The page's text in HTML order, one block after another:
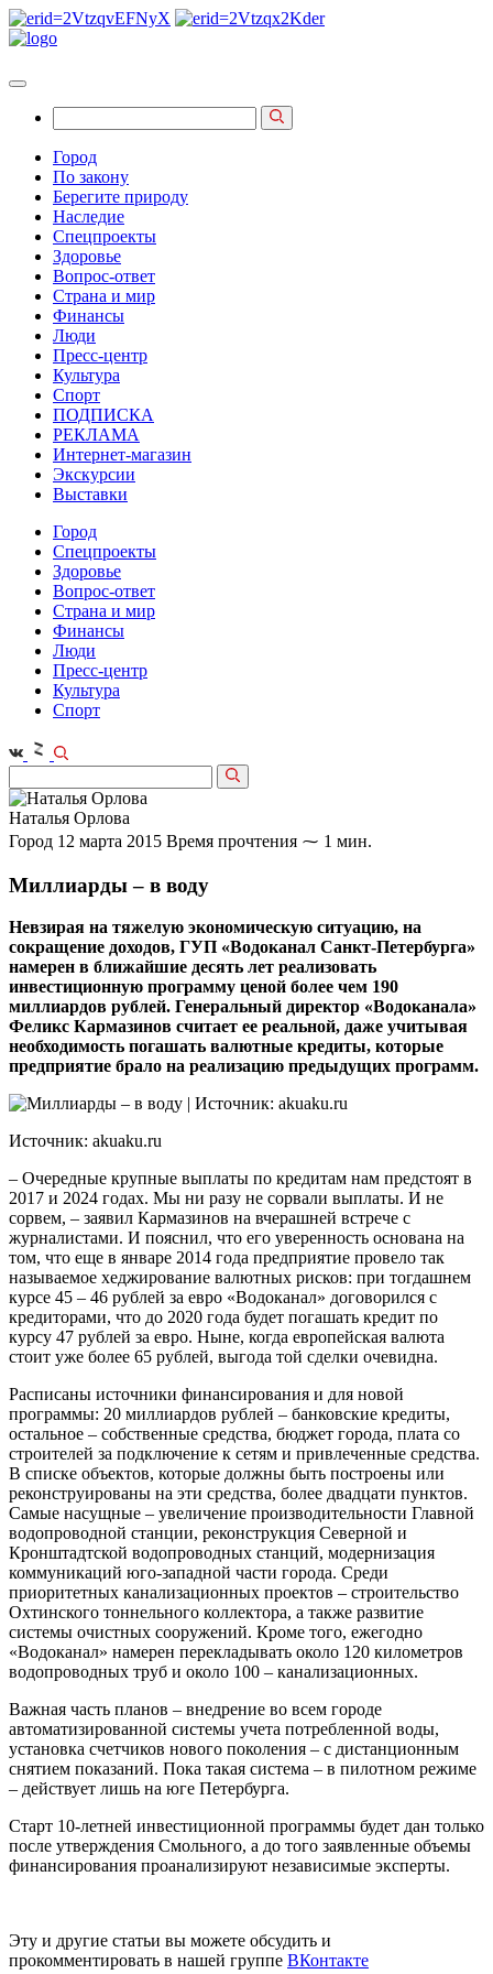
Город
По закону
Берегите природу
Наследие
Спецпроекты
Здоровье
Вопрос-ответ
Страна и мир
Финансы
Люди
Пресс-центр
Культура
Спорт
ПОДПИСКА
РЕКЛАМА
Интернет-магазин
Экскурсии
Выставки
Город
Спецпроекты
Здоровье
Вопрос-ответ
Страна и мир
Финансы
Люди
Пресс-центр
Культура
Спорт
Наталья Орлова
Город 12 марта 2015 Время прочтения ⁓ 1 мин.
Миллиарды – в воду
Невзирая на тяжелую экономическую ситуацию, на
сокращение доходов, ГУП «Водоканал Санкт-Петербурга»
намерен в ближайшие десять лет реализовать
инвестиционную программу ценой более чем 190
миллиардов рублей. Генеральный директор «Водоканала»
Феликс Кармазинов считает ее реальной, даже учитывая
необходимость погашать валютные кредиты, которые
предприятие брало на реализацию предыдущих программ.
Источник: akuaku.ru
– Очередные крупные выплаты по кредитам нам предстоят в
2017 и 2024 годах. Мы ни разу не сорвали выплаты. И не
сорвем, – заявил Кармазинов на вчерашней встрече с
журналистами. И пояснил, что его уверенность основана на
том, что еще в январе 2014 года предприятие провело так
называемое хеджирование валютных рисков: при тогдашнем
курсе 45 – 46 рублей за евро «Водоканал» договорился с
кредиторами, что до 2020 года будет погашать кредит по
курсу 47 рублей за евро. Ныне, когда европейская валюта
стоит уже более 65 рублей, выгода той сделки очевидна.
Расписаны источники финансирования и для новой
программы: 20 миллиардов рублей – банковские кредиты,
остальное – собственные средства, бюджет города, плата со
строителей за подключение к сетям и привлеченные средства.
В списке объектов, которые должны быть построены или
реконструированы на эти средства, более двадцати пунктов.
Самые насущные – увеличение производительности Главной
водопроводной станции, реконструкция Северной и
Кронштадтской водопроводных станций, модернизация
коммуникаций юго-западной части города. Среди
приоритетных канализационных проектов – строительство
Охтинского тоннельного коллектора, а также развитие
системы очистных сооружений. Кроме того, ежегодно
«Водоканал» намерен перекладывать около 120 километров
водопроводных труб и около 100 – канализационных.
Важная часть планов – внедрение во всем городе
автоматизированной системы учета потребленной воды,
установка счетчиков нового поколения – с дистанционным
снятием показаний. Пока такая система – в пилотном режиме
– действует лишь на юге Петербурга.
Старт 10-летней инвестиционной программы будет дан только
после утверждения Смольного, а до того заявленные объемы
финансирования проанализируют независимые эксперты.
Эту и другие статьи вы можете обсудить и
прокомментировать в нашей группе ВКонтакте